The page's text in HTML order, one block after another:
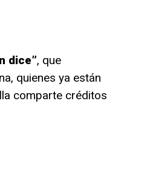
dice”, que
quienes ya están
comparte créditos